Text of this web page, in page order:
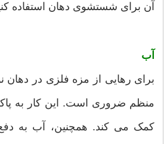
آن برای شستشوی دهان استفاده
آب
برای رهایی از مزه فلزی در
منظم ضروری است. این کار به
کمک می کند. همچنین، آب به